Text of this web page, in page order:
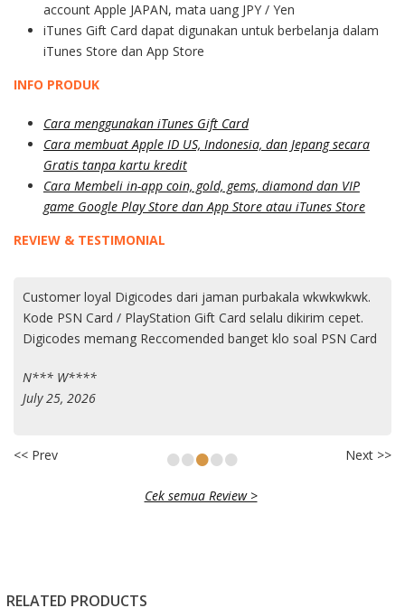
account Apple JAPAN, mata uang JPY / Yen
iTunes Gift Card dapat digunakan untuk berbelanja dalam
iTunes Store dan App Store
INFO PRODUK
Cara menggunakan iTunes Gift Card
Cara membuat Apple ID US, Indonesia, dan Jepang secara
Gratis tanpa kartu kredit
Cara Membeli in-app coin, gold, gems, diamond dan VIP
game Google Play Store dan App Store atau iTunes Store
REVIEW & TESTIMONIAL
Customer loyal Digicodes dari jaman purbakala wkwkwkwk.
Kode PSN Card / PlayStation Gift Card selalu dikirim cepet.
Digicodes memang Reccomended banget klo soal PSN Card
N*** W****
July 25, 2026
<< Prev ••••• Next >>
Cek semua Review >
RELATED PRODUCTS